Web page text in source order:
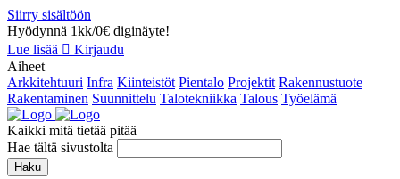
Siirry sisältöön
Hyödynnä 1kk/0€ diginäyte!
Lue lisää
Kirjaudu
Aiheet
Arkkitehtuuri Infra Kiinteistöt Pientalo Projektit Rakennustuote
Rakentaminen Suunnittelu Talotekniikka Talous Työelämä
Kaikki mitä tietää pitää
Hae tältä sivustolta
Haku